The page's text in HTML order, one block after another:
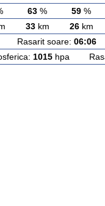
63 % 59 %
33km 26km
soare: 06:06
1015 hpa